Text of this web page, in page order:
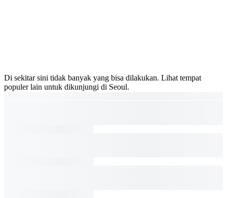
Di sekitar sini tidak banyak yang bisa dilakukan. Lihat tempat
populer lain untuk dikunjungi di Seoul.